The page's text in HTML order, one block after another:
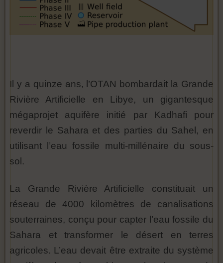
Il y a quinze ans, l’OTAN bombardait la Grande
Rivière Artificielle en Libye, un gigantesque
mégaprojet aquifère initié par Kadhafi pour
reverdir le Sahara et des parties du Sahel, en
utilisant l’eau fossile multi-millénaire du sous-
sol.
La Grande Rivière Artificielle constituait un
réseau de 4000 kilomètres de canalisations
souterraines, conçu pour capter l’eau fossile du
Sahara et transformer le désert en terres
agricoles. L’eau devait être extraite du système